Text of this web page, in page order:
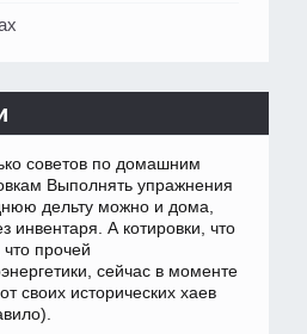
советов по домашним
Выполнять упражнения
дельту можно и дома,
инвентаря. А котировки, что
прочей
сейчас в моменте
своих исторических хаев